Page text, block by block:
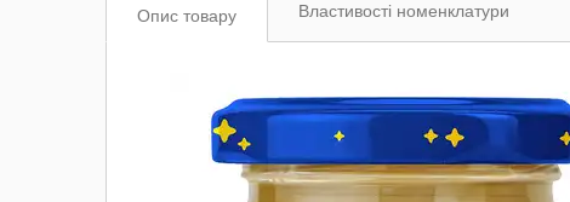
Опис товару Властивості номенклатури